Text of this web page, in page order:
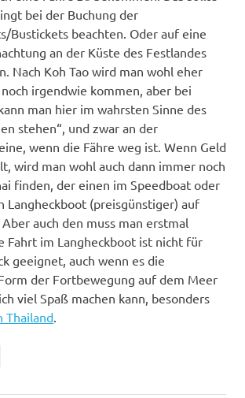
bei der Buchung der
Bustickets beachten. Oder auf eine
an der Küste des Festlandes
Nach Koh Tao wird man wohl eher
irgendwie kommen, aber bei
man hier im wahrsten Sinne des
stehen“, und zwar an der
wenn die Fähre weg ist. Wenn Geld
wird man wohl auch dann immer noch
finden, der einen im Speedboat oder
Langheckboot (preisgünstiger) auf
auch den muss man erstmal
Fahrt im Langheckboot ist nicht für
geeignet, auch wenn es die
der Fortbewegung auf dem Meer
viel Spaß machen kann, besonders
Thailand.